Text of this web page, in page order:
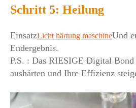
Schritt 5: Heilung
EinsatzLicht härtung maschineUnd
Endergebnis.
P.S. : Das RIESIGE Digital
aushärten und Ihre Effizienz